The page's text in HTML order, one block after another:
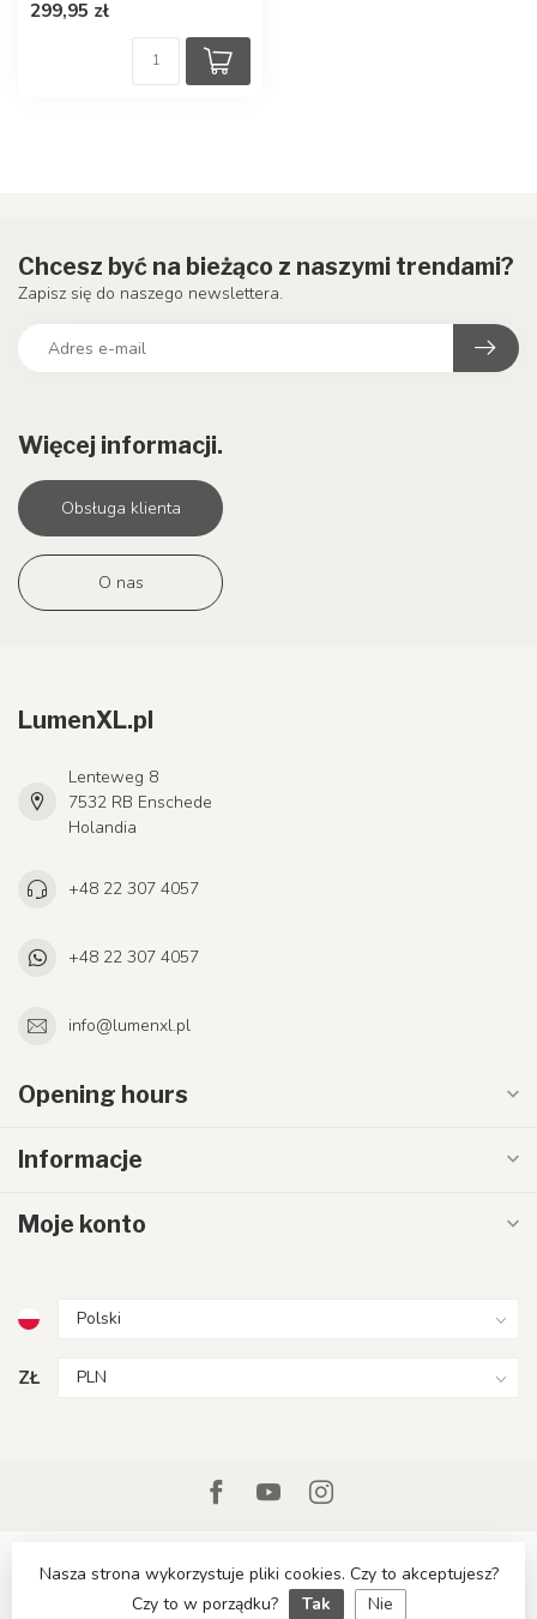
299,95 zł
Więcej informacji.
Obsługa klienta
O nas
Chcesz być na bieżąco z naszymi trendami?
Zapisz się do naszego newslettera.
LumenXL.pl
Lenteweg 8
7532 RB Enschede
Holandia
+48 22 307 4057
+48 22 307 4057
info@lumenxl.pl
Opening hours
Informacje
Moje konto
ZŁ
Nasza strona wykorzystuje pliki cookies. Czy to akceptujesz?
Czy to w porządku?
Tak Nie